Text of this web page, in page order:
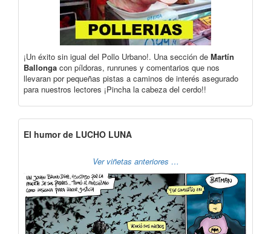
¡Un éxito sin igual del Pollo Urbano!. Una sección de Martín
Ballonga con píldoras, runrunes y comentarios que nos
llevaran por pequeñas pistas a caminos de interés asegurado
para nuestros lectores ¡Pincha la cabeza del cerdo!!
El humor de LUCHO LUNA
Ver viñetas anteriores …